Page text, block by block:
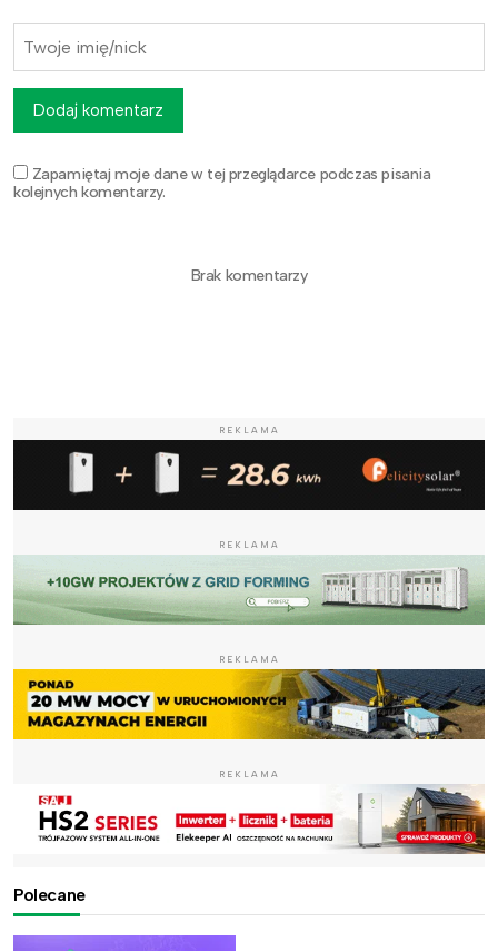
Zapamiętaj moje dane w tej przeglądarce podczas pisania
kolejnych komentarzy.
Dodaj komentarz
Brak komentarzy
REKLAMA
REKLAMA
REKLAMA
REKLAMA
Polecane